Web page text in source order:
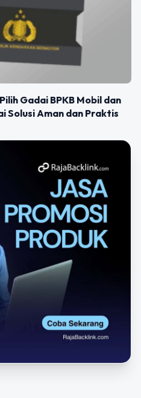
Gadai BPKB Mobil dan
Solusi Aman dan Praktis